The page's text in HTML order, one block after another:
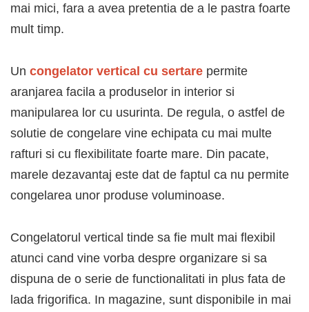
mai mici, fara a avea pretentia de a le pastra foarte
mult timp.
Un congelator vertical cu sertare permite
aranjarea facila a produselor in interior si
manipularea lor cu usurinta. De regula, o astfel de
solutie de congelare vine echipata cu mai multe
rafturi si cu flexibilitate foarte mare. Din pacate,
marele dezavantaj este dat de faptul ca nu permite
congelarea unor produse voluminoase.
Congelatorul vertical tinde sa fie mult mai flexibil
atunci cand vine vorba despre organizare si sa
dispuna de o serie de functionalitati in plus fata de
lada frigorifica. In magazine, sunt disponibile in mai